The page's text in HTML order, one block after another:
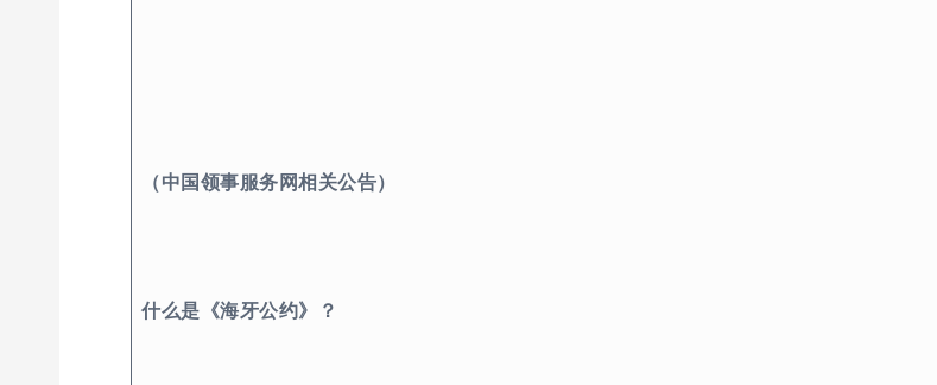
（中国领事服务网相关公告）
什么是《海牙公约》？